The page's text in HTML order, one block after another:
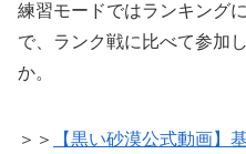
練習モードではランキング
で、ランク戦に比べて参加
か。
＞＞ 【黒い砂漠公式動画】